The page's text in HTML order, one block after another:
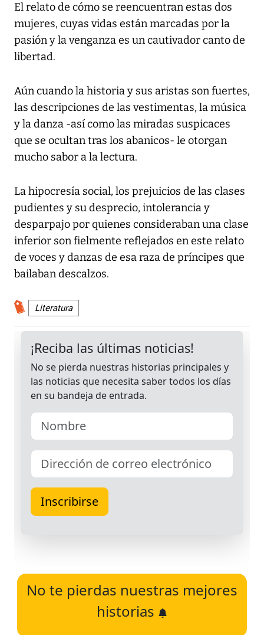
El relato de cómo se reencuentran estas dos
mujeres, cuyas vidas están marcadas por la
pasión y la venganza es un cautivador canto de
libertad.
Aún cuando la historia y sus aristas son fuertes,
las descripciones de las vestimentas, la música
y la danza -así como las miradas suspicaces
que se ocultan tras los abanicos- le otorgan
mucho sabor a la lectura.
La hipocresía social, los prejuicios de las clases
pudientes y su desprecio, intolerancia y
desparpajo por quienes consideraban una clase
inferior son fielmente reflejados en este relato
de voces y danzas de esa raza de príncipes que
bailaban descalzos.
Literatura
No te pierdas nuestras mejores
historias